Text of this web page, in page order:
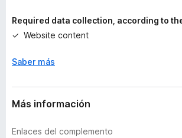
o
Required data collection, according to
Website content
Saber más
Más información
Enlaces del complemento